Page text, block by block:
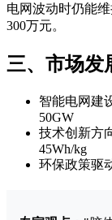
电网波动时仍能
300万元。
三、市场发
智能电网建
50GW
技术创新方
45Wh/kg
环保政策驱